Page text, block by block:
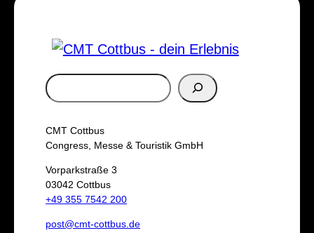
S
u
c
h
e
n
CMT Cottbus
Congress, Messe & Touristik GmbH
Vorparkstraße 3
03042 Cottbus
+49 355 7542 200
post@cmt-cottbus.de